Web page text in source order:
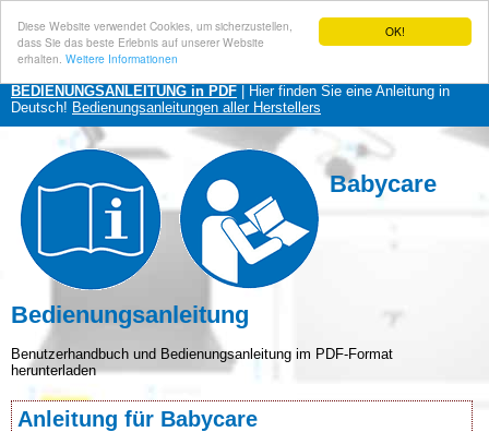
OK!
Diese Website verwendet Cookies, um sicherzustellen,
dass Sie das beste Erlebnis auf unserer Website
erhalten. Weitere Informationen
BEDIENUNGSANLEITUNG in PDF | Hier finden Sie eine Anleitung in
Deutsch! Bedienungsanleitungen aller Herstellers
Babycare
Bedienungsanleitung
Benutzerhandbuch und Bedienungsanleitung im PDF-Format
herunterladen
Anleitung für Babycare